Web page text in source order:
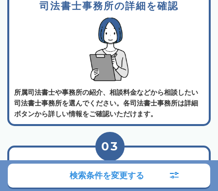
司法書士事務所の詳細を確認
所属司法書士や事務所の紹介、相談料金などから相談したい
司法書士事務所を選んでください。各司法書士事務所は詳細
ボタンから詳しい情報をご確認いただけます。
電話かメールでお問い合わせ
03
検索条件を変更する